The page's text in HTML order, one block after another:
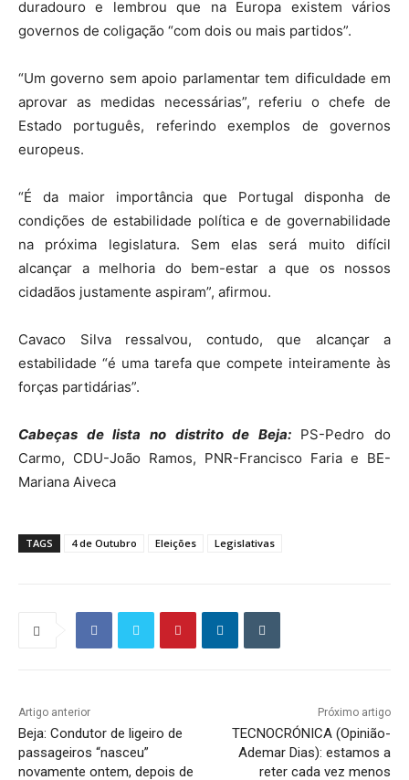
duradouro e lembrou que na Europa existem vários
governos de coligação “com dois ou mais partidos”.
“Um governo sem apoio parlamentar tem dificuldade em
aprovar as medidas necessárias”, referiu o chefe de
Estado português, referindo exemplos de governos
europeus.
“É da maior importância que Portugal disponha de
condições de estabilidade política e de governabilidade
na próxima legislatura. Sem elas será muito difícil
alcançar a melhoria do bem-estar a que os nossos
cidadãos justamente aspiram”, afirmou.
Cavaco Silva ressalvou, contudo, que alcançar a
estabilidade “é uma tarefa que compete inteiramente às
forças partidárias”.
Cabeças de lista no distrito de Beja:PS-Pedro do
Carmo, CDU-João Ramos, PNR-Francisco Faria e BE-
Mariana Aiveca
TAGS 4 de Outubro Eleições Legislativas
Artigo anterior
Beja: Condutor de ligeiro de
passageiros “nasceu”
novamente ontem, depois de
Próximo artigo
TECNOCRÓNICA (Opinião-
Ademar Dias): estamos a
reter cada vez menos